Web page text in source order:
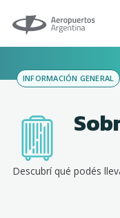
Aeropuertos
INFORMACIÓN GENERAL
Descubrí qué podés